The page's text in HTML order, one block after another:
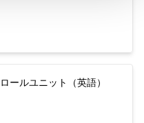
ールユニット（英語）